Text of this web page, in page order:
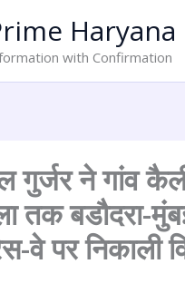
Haryana
with Confirmation
गुर्जर ने गांव
तक बडौदरा-
वे पर निकाली